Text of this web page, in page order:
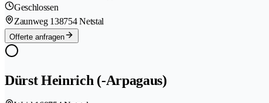
Geschlossen
Zaunweg 138754 Netstal
Offerte anfragen
Dürst Heinrich (-Arpagaus)